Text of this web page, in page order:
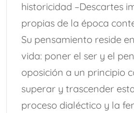
historicidad –Descartes
propias de la época
Su pensamiento reside
vida: poner el ser y el
oposición a un principio
superar y trascender
proceso dialéctico y la